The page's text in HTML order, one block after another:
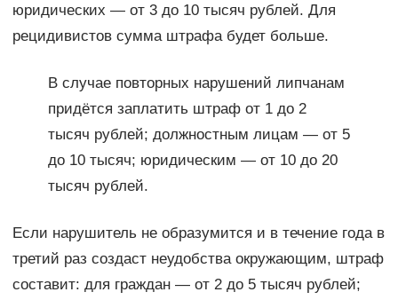
юридических — от 3 до 10 тысяч рублей. Для
рецидивистов сумма штрафа будет больше.
В случае повторных нарушений липчанам
придётся заплатить штраф от 1 до 2
тысяч рублей; должностным лицам — от 5
до 10 тысяч; юридическим — от 10 до 20
тысяч рублей.
Если нарушитель не образумится и в течение года в
третий раз создаст неудобства окружающим, штраф
составит: для граждан — от 2 до 5 тысяч рублей;